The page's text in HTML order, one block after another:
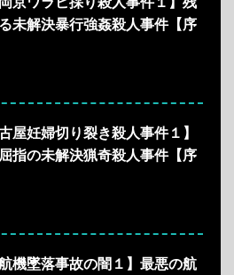
未解決暴行強姦殺人事件【序
古屋妊婦切り裂き殺人事件１】
指の未解決猟奇殺人事件【序
航機墜落事故の闇１】最悪の航